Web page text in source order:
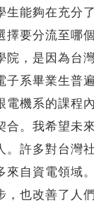
生能夠在充分
擇要分流至哪
院，是因為台
子系畢業生普
電機系的課程
合。我希望未
。許多對台灣
來自資電領域
，也改善了人